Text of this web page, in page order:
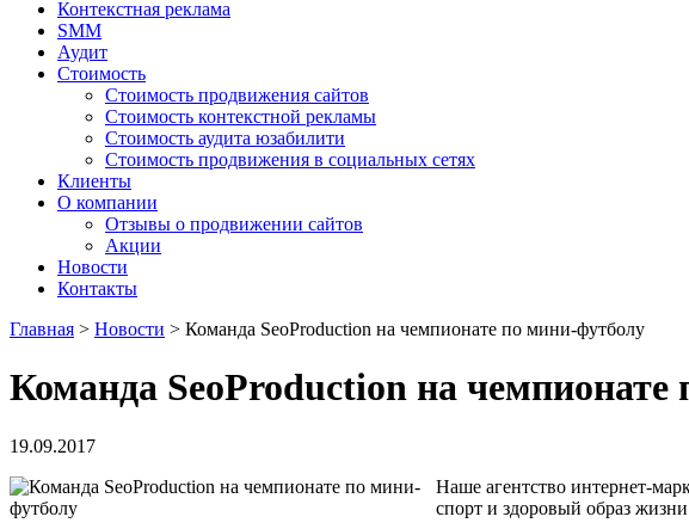
Контекстная реклама
SMM
Аудит
Стоимость
Стоимость продвижения сайтов
Стоимость контекстной рекламы
Стоимость аудита юзабилити
Стоимость продвижения в социальных сетях
Клиенты
О компании
Отзывы о продвижении сайтов
Акции
Новости
Контакты
Главная > Новости > Команда SeoProduction на чемпионате по мини-футболу
Команда SeoProduction на чемпионате
19.09.2017
Наше агентство интернет-
спорт и здоровый образ